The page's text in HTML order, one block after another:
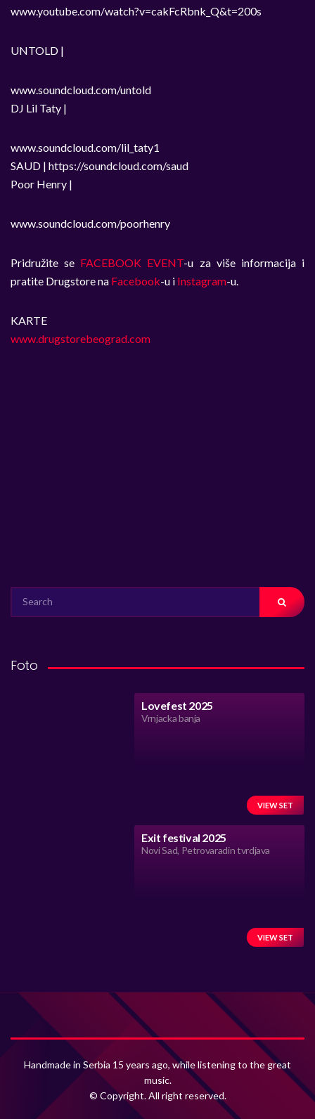
www.youtube.com/watch?v=cakFcRbnk_Q&t=200s
UNTOLD |
www.soundcloud.com/untold
DJ Lil Taty |
www.soundcloud.com/lil_taty1
SAUD | https://soundcloud.com/saud
Poor Henry |
www.soundcloud.com/poorhenry
Pridružite se FACEBOOK EVENT-u za više informacija i
pratite Drugstore na Facebook-u i Instagram-u.
KARTE
www.drugstorebeograd.com
FOR:
Foto
Lovefest 2025
Vrnjacka banja
VIEW SET
Exit festival 2025
Novi Sad, Petrovaradin tvrdjava
VIEW SET
Handmade in Serbia 15 years ago, while listening to the great
music.
© Copyright. All right reserved.